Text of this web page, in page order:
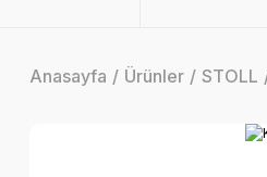
Anasayfa Ürünler STOLL